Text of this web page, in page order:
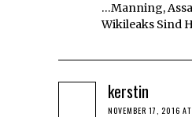
…Manning,
Wikileaks Sind
kerstin
NOVEMBER 17, 2016